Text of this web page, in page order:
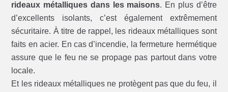
rideaux métalliques dans les maisons. En plus d’être
d’excellents isolants, c’est également extrêmement
sécuritaire. À titre de rappel, les rideaux métalliques sont
faits en acier. En cas d’incendie, la fermeture hermétique
assure que le feu ne se propage pas partout dans votre
locale.
Et les rideaux métalliques ne protègent pas que du feu, il